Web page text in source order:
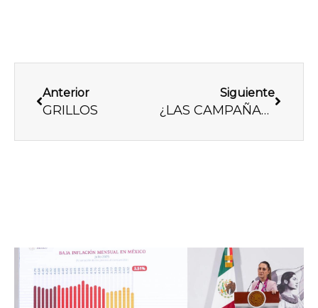
Anterior
GRILLOS
Siguiente
¿LAS CAMPAÑAS IMPORTAN?